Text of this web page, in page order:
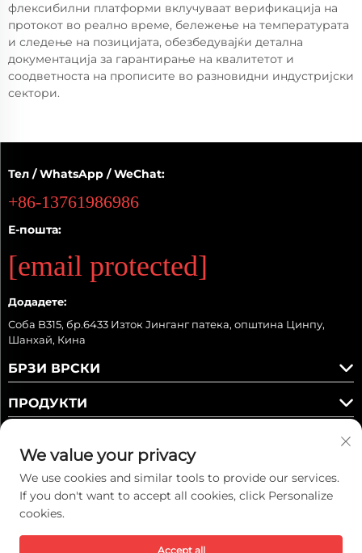
флексибилни платформи вклучуваат верификација на
протокот во реално време, бележење на температурата
и следење на позицијата, обезбедувајќи детална
документација за гарантирање на квалитетот и
соодветноста на прописите во разновидни индустријски
сектори.
Тел / WhatsApp / WeChat:
+86-13761986986
Е-пошта:
[email protected]
Додадете:
Соба B315, бр.6433 Изток Јинганг патека, општина Цинпу,
Шанхай, Кина
БРЗИ ВРСКИ
ПРОДУКТИ
Следете ни
Ауторско право © 2025 Kaiwei Intelligent Technology (Shanghai) Co.,
We value your privacy
We use cookies and similar tools to provide our services.
If you don't want to accept all cookies, click Personalize
cookies.
Accept all